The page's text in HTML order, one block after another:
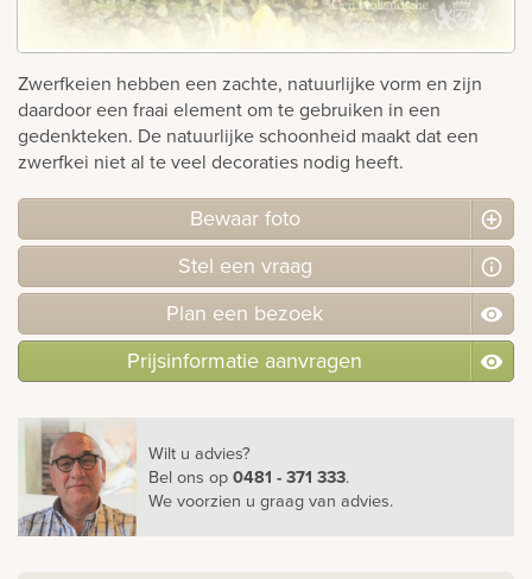
Zwerfkeien hebben een zachte, natuurlijke vorm en zijn
daardoor een fraai element om te gebruiken in een
gedenkteken. De natuurlijke schoonheid maakt dat een
zwerfkei niet al te veel decoraties nodig heeft.
Bewaar foto
Stel een vraag
Plan een bezoek
Prijsinformatie aanvragen
Wilt u advies?
Bel ons op0481 - 371 333.
We voorzien u graag van advies.